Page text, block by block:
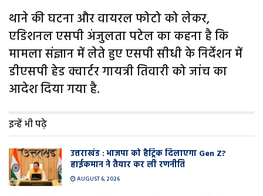
थाने की घटना और वायरल फोटो को लेकर,
एडिशनल एसपी अंजुलता पटेल का कहना है कि
मामला संज्ञान में लेते हुए एसपी सीधी के निर्देशन में
डीएसपी हेड क्वार्टर गायत्री तिवारी को जांच का
आदेश दिया गया है.
इन्हें भी पढ़े
उत्तराखंड : भाजपा को हैट्रिक दिलाएगा Gen Z?
हाईकमान ने तैयार कर ली रणनीति
AUGUST 6, 2026